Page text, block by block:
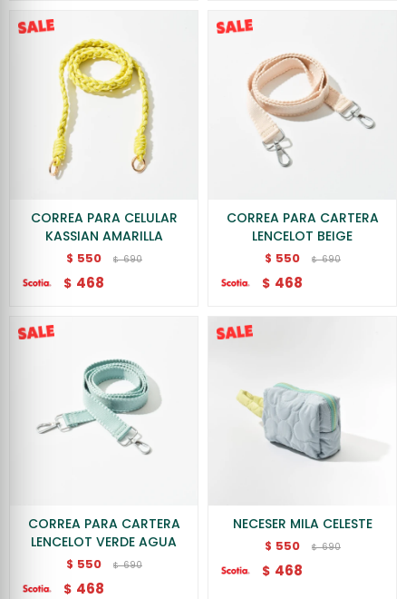
CORREA PARA CELULAR
KASSIAN AMARILLA
$ 550 $ 690
$ 468
CORREA PARA CARTERA
LENCELOT BEIGE
$ 550 $ 690
$ 468
CORREA PARA CARTERA
LENCELOT VERDE AGUA
$ 550 $ 690
$ 468
NECESER MILA CELESTE
$ 550 $ 690
$ 468